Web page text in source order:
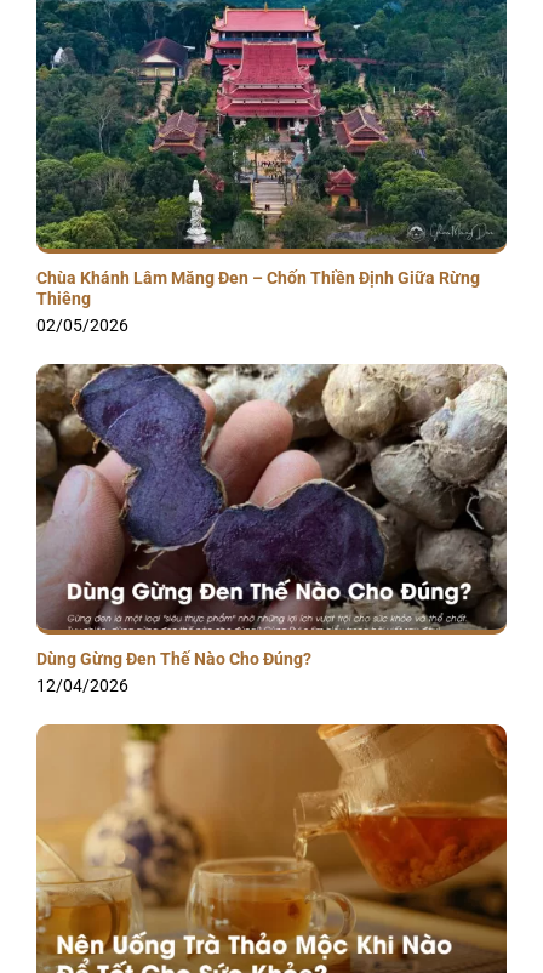
Chùa Khánh Lâm Măng Đen – Chốn Thiền Định Giữa Rừng
Thiêng
02/05/2026
Dùng Gừng Đen Thế Nào Cho Đúng?
12/04/2026